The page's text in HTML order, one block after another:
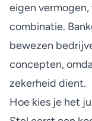
eigen
combinatie.
bewezen
concepten,
zekerheid dient.
Hoe kies je het